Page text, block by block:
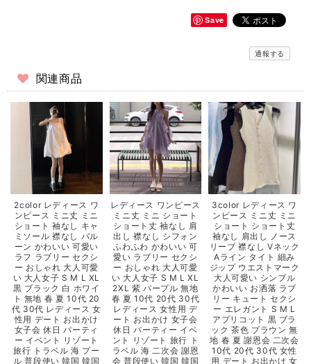
Save
通報する
関連商品
2color レディース ワ
ンピース ミニ丈 ミニ
ショート 袖なし キャ
ミソール 襟なし バル
ーン かわいい 可愛い
ラフ ラブリー セクシ
ー おしゃれ 大人可愛
い 大人女子 S M L XL
黒 ブラック 白 ホワイ
ト 無地 春 夏 10代 20
代 30代 レディース 女
性用 デート お出かけ
女子会 休日 パーティ
ー イベント リゾート
旅行 トラベル 海 プー
ル 普段使い 韓国 韓国
レディース ワンピース
ミニ丈 ミニ ショート
ショート丈 袖なし 肩
出し 襟なし シフォン
ふわふわ かわいい 可
愛い ラブリー セクシ
ー おしゃれ 大人可愛
い 大人女子 S M L XL
2XL 紫 パープル 無地
春 夏 10代 20代 30代
レディース 女性用 デ
ート お出かけ 女子会
休日 パーティー イベ
ント リゾート 旅行 ト
ラベル 海 二次会 謝恩
会 普段使い 韓国 韓国
3color レディース ワ
ンピース ミニ丈 ミニ
ショート ショート丈
袖なし 肩出し ノース
リーブ 襟なし Vネック
Aライン タイト 細み
ジップ ウエストマーク
大人可愛い シンプル
かわいい お洒落 ラブ
リー キュート セクシ
ー エレガント S M L
アプリコット 黒 ブラ
ック 茶色 ブラウン 無
地 春 夏 謝恩会 二次会
10代 20代 30代 女性
用 デート お出かけ 女